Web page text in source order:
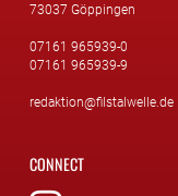
73037 Göppingen
07161 965939-0
07161 965939-9
redaktion@filstalwelle.de
CONNECT